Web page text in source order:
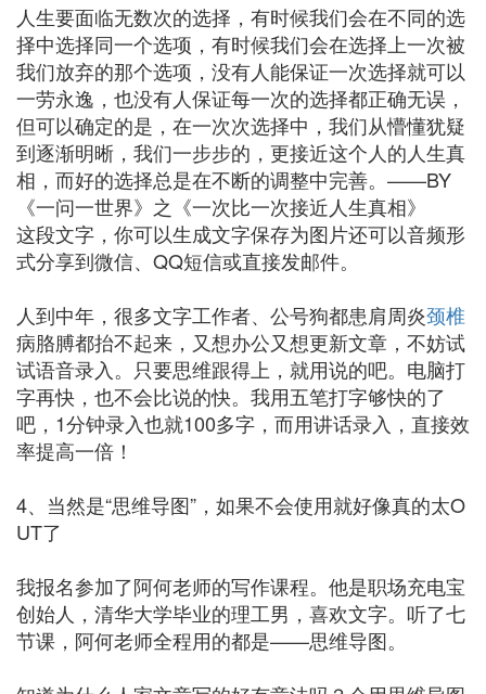
人生要面临无数次的选择，有时候我们会在不同的选
择中选择同一个选项，有时候我们会在选择上一次被
我们放弃的那个选项，没有人能保证一次选择就可以
一劳永逸，也没有人保证每一次的选择都正确无误，
但可以确定的是，在一次次选择中，我们从懵懂犹疑
到逐渐明晰，我们一步步的，更接近这个人的人生真
相，而好的选择总是在不断的调整中完善。——BY
《一问一世界》之《一次比一次接近人生真相》
这段文字，你可以生成文字保存为图片还可以音频形
式分享到微信、QQ短信或直接发邮件。
人到中年，很多文字工作者、公号狗都患肩周炎颈椎
病胳膊都抬不起来，又想办公又想更新文章，不妨试
试语音录入。只要思维跟得上，就用说的吧。电脑打
字再快，也不会比说的快。我用五笔打字够快的了
吧，1分钟录入也就100多字，而用讲话录入，直接效
率提高一倍！
4、当然是“思维导图”，如果不会使用就好像真的太O
UT了
我报名参加了阿何老师的写作课程。他是职场充电宝
创始人，清华大学毕业的理工男，喜欢文字。听了七
节课，阿何老师全程用的都是——思维导图。